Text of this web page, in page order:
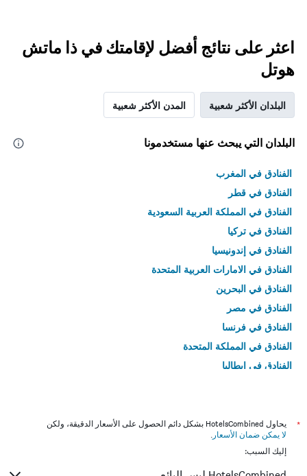
اعثر على نتائج أفضل لإقامتك في ذا ماتش
هوتل
البلدان الأكثر شعبية المدن الأكثر شعبية
البلدان التي يبحث عنها مستخدمونا
الفنادق في المغرب
الفنادق في قطر
الفنادق في المملكة العربية السعودية
الفنادق في تركيا
الفنادق في إندونيسيا
الفنادق في الامارات العربية المتحدة
الفنادق في البحرين
الفنادق في مصر
الفنادق في فرنسا
الفنادق في المملكة المتحدة
الفنادق في إيطاليا
*
يحاول HotelsCombined بشكل دائم الحصول على الأسعار الدقيقة، ولكن
لا يمكن ضمان الأسعار .
إليك السبب: